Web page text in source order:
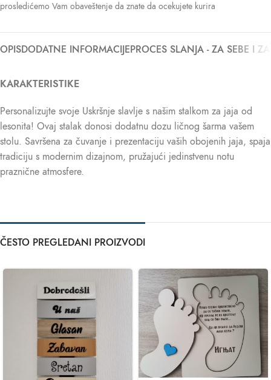
prosledićemo Vam obaveštenje da znate da ocekujete kurira
OPISDODATNE INFORMACIJEPROCES SLANJA - ZA SEBE I
KARAKTERISTIKE
Personalizujte svoje Uskršnje slavlje s našim stalkom za jaja od
lesonita! Ovaj stalak donosi dodatnu dozu ličnog šarma vašem
stolu. Savršena za čuvanje i prezentaciju vaših obojenih jaja, spaja
tradiciju s modernim dizajnom, pružajući jedinstvenu notu
praznične atmosfere.
ČESTO PREGLEDANI PROIZVODI